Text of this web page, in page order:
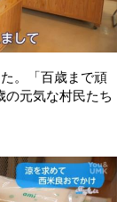
。「百歳まで頑
の元気な村民たち